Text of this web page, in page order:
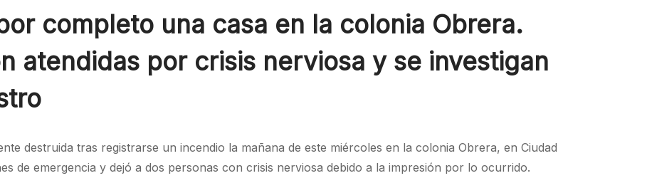
completo una casa en la colonia Obrera.
atendidas por crisis nerviosa y se investigan
destruida tras registrarse un incendio la mañana de este miércoles en la colonia Obrera, en Ciudad
de emergencia y dejó a dos personas con crisis nerviosa debido a la impresión por lo ocurrido.